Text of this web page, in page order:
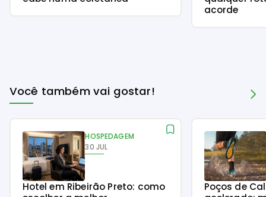
acorde
Você também vai gostar!
HOSPEDAGEM
30 JUL
Hotel em Ribeirão Preto: como
Poços de